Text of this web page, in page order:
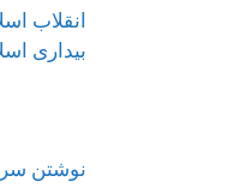
انقلاب
بیداری
نوشتن